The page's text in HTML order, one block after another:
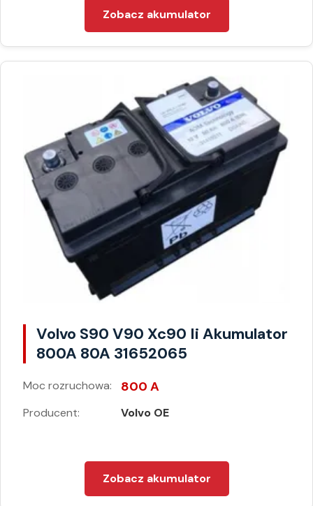
Zobacz akumulator
Volvo S90 V90 Xc90 Ii Akumulator
800A 80A 31652065
Moc rozruchowa: 800 A
Producent: Volvo OE
Zobacz akumulator